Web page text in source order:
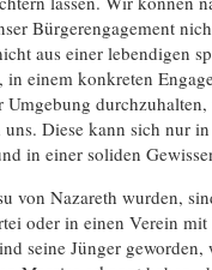
Bürgerengagement
aus einer lebendigen
in einem konkreten
Umgebung
Diese kann sich nur
in einer soliden
von Nazareth wurden,
oder in einen Verein
seine Jünger